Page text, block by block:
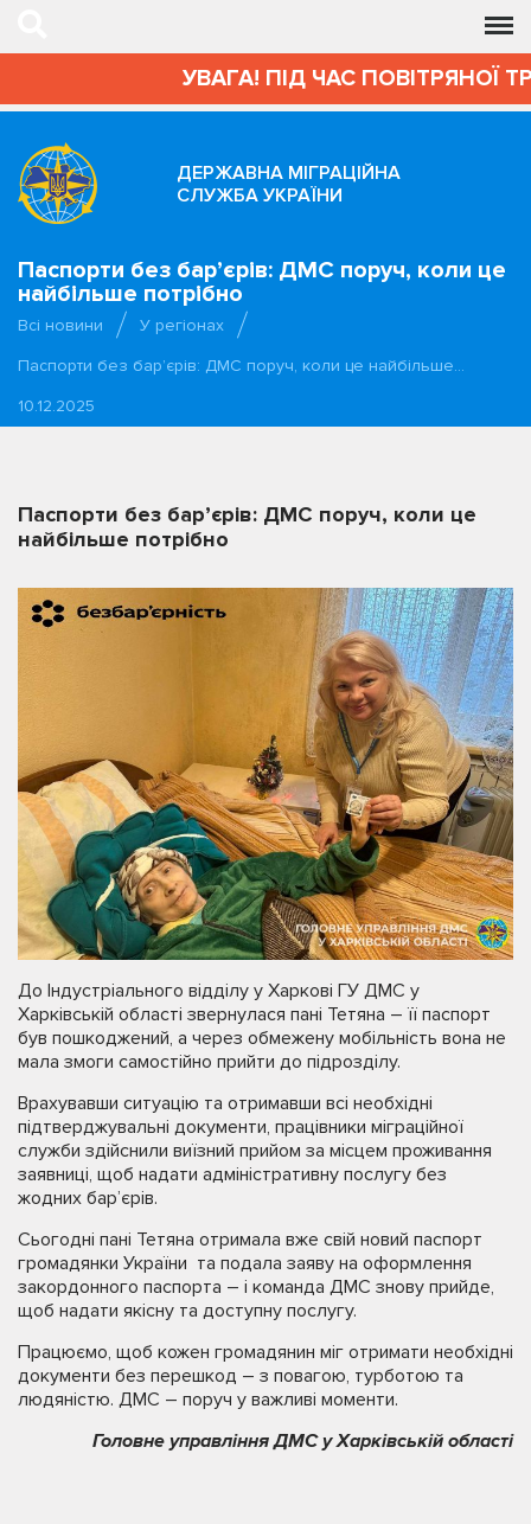
УВАГА! ПІД ЧАС ПОВІТРЯНОЇ
ДЕРЖАВНА МІГРАЦІЙНА
СЛУЖБА УКРАЇНИ
Паспорти без бар’єрів: ДМС поруч, коли це
найбільше потрібно
Всі новини
У регіонах
Паспорти без бар’єрів: ДМС поруч, коли це найбільше…
10.12.2025
Паспорти без бар’єрів: ДМС поруч, коли це
найбільше потрібно
До Індустріального відділу у Харкові ГУ ДМС у
Харківській області звернулася пані Тетяна – її паспорт
був пошкоджений, а через обмежену мобільність вона не
мала змоги самостійно прийти до підрозділу.
Врахувавши ситуацію та отримавши всі необхідні
підтверджувальні документи, працівники міграційної
служби здійснили виїзний прийом за місцем проживання
заявниці, щоб надати адміністративну послугу без
жодних бар’єрів.
Сьогодні пані Тетяна отримала вже свій новий паспорт
громадянки України та подала заяву на оформлення
закордонного паспорта – і команда ДМС знову прийде,
щоб надати якісну та доступну послугу.
Працюємо, щоб кожен громадянин міг отримати необхідні
документи без перешкод – з повагою, турботою та
людяністю. ДМС – поруч у важливі моменти.
Головне управління ДМС у Харківській області